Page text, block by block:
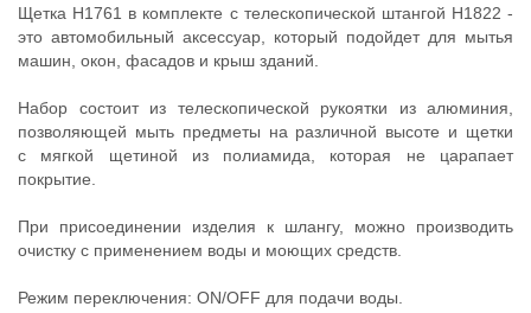
Щетка H1761 в комплекте с телескопической штангой H1822 -
это автомобильный аксессуар, который подойдет для мытья
машин, окон, фасадов и крыш зданий.
Набор состоит из телескопической рукоятки из алюминия,
позволяющей мыть предметы на различной высоте и щетки
с мягкой щетиной из полиамида, которая не царапает
покрытие.
При присоединении изделия к шлангу, можно производить
очистку с применением воды и моющих средств.
Режим переключения: ON/OFF для подачи воды.